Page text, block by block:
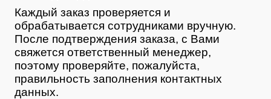
Каждый заказ проверяется и
обрабатывается сотрудниками вручную.
После подтверждения заказа, с Вами
свяжется ответственный менеджер,
поэтому проверяйте, пожалуйста,
правильность заполнения контактных
данных.